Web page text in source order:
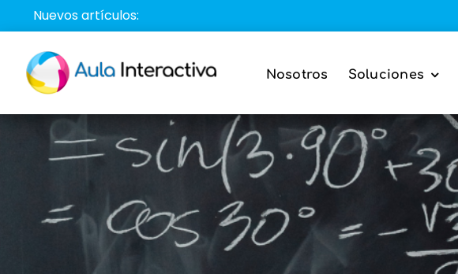
Saltar
al
contenido
Nuevos artículos:
Nosotros Soluciones